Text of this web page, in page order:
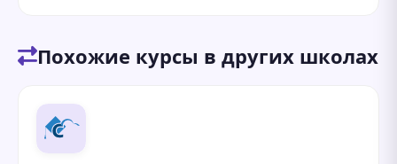
Похожие курсы в других школах